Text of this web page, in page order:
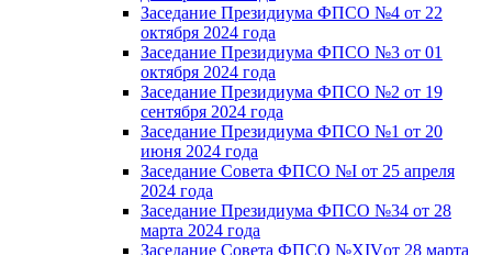
Заседание Президиума ФПСО №4 от 22
октября 2024 года
Заседание Президиума ФПСО №3 от 01
октября 2024 года
Заседание Президиума ФПСО №2 от 19
сентября 2024 года
Заседание Президиума ФПСО №1 от 20
июня 2024 года
Заседание Совета ФПСО №I от 25 апреля
2024 года
Заседание Президиума ФПСО №34 от 28
марта 2024 года
Заседание Совета ФПСО №XIVот 28 марта